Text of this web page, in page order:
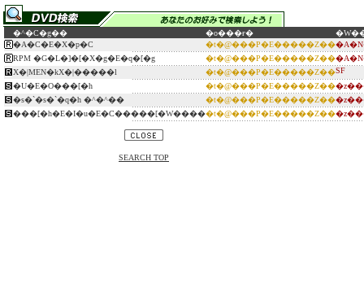
�^�C�g�� �o���ғ�
�A�C�E�X�p�C
�t�@���P�E�����Z��
RPM �G�L�]�[�X�g�E�q�[�g
�t�@���P�E�����Z��
X�|MEN�kX�|�����l
�t�@���P�E�����Z��SF
�U�E�O���[�h
�t�@���P�E�����Z��
�s�`�s�`�q�h �^�^��
�t�@���P�E�����Z��
���[�h�E�I�u�E�C�����[�W�����t�@���P�E�����Z��
SEARCH TOP